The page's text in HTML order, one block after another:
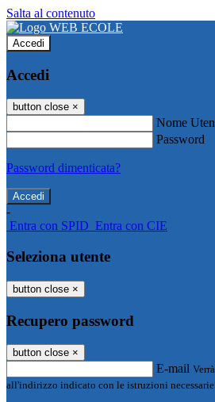
Salta al contenuto
Accedi
Accedi
button close ×
Nome
Password
Password dimenticata?
-
Entra con SPID Entra con CIE
Seleziona utente
button close ×
Recupero password
button close ×
E-mail
all'indirizzo indicato con le istruzioni